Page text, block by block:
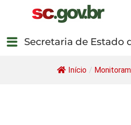
Secretaria de Estado
Início /